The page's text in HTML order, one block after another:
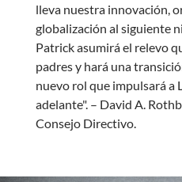
lleva nuestra innovación,
globalización al siguiente
Patrick asumirá el relevo
padres y hará una
nuevo rol que impulsará a
adelante". – David A.
Consejo Directivo.